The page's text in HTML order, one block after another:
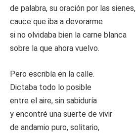
de palabra, su oración por las sienes,
cauce que iba a devorarme
si no olvidaba bien la carne blanca
sobre la que ahora vuelvo.
Pero escribía en la calle.
Dictaba todo lo posible
entre el aire, sin sabiduría
y encontré una suerte de vivir
de andamio puro, solitario,